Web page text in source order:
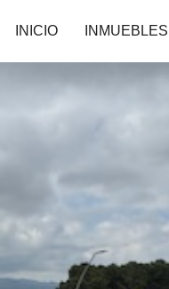
INICIO INMUEBLES